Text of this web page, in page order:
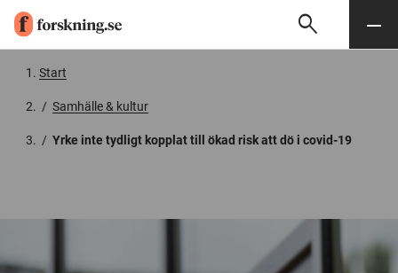
Söksearch Meny
Start
/ Samhälle & kultur
/ Yrke inte tydligt kopplat till ökad risk att dö i covid-19